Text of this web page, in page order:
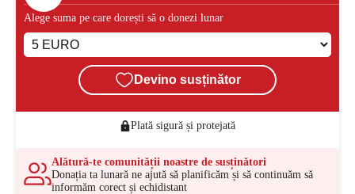
Alege suma pe care dorești să o donezi lunar
Devino susținător
Plată sigură și protejată
Alătură-te comunității noastre de susținători
Donația ta lunară ne ajută să planificăm și să continuăm să
informăm corect și echidistant